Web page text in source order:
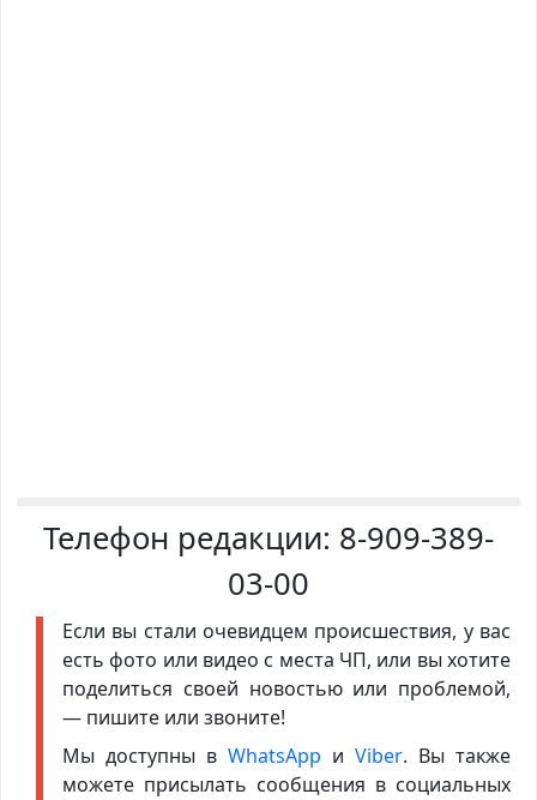
Телефон редакции: 8-909-389-
03-00
Если вы стали очевидцем происшествия, у вас
есть фото или видео с места ЧП, или вы хотите
поделиться своей новостью или проблемой,
— пишите или звоните!
Мы доступны в WhatsApp иViber. Вы также
можете присылать сообщения в социальных